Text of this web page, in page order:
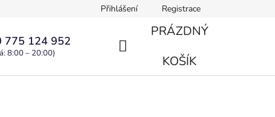
Přihlášení Registrace
775 124 952
8:00 – 20:00)
NÁKUPNÍ
PRÁZDNÝ
KOŠÍK